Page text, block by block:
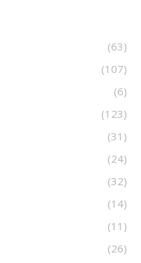
(63)
(107)
(6)
(123)
(31)
(24)
(32)
(14)
(11)
(26)